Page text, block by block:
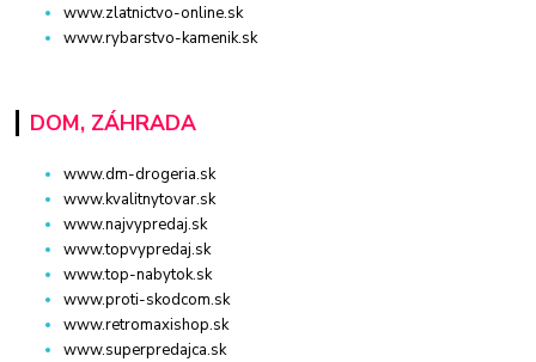
www.zlatnictvo-online.sk
www.rybarstvo-kamenik.sk
DOM, ZÁHRADA
www.dm-drogeria.sk
www.kvalitnytovar.sk
www.najvypredaj.sk
www.topvypredaj.sk
www.top-nabytok.sk
www.proti-skodcom.sk
www.retromaxishop.sk
www.superpredajca.sk